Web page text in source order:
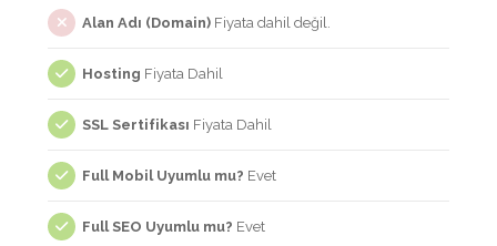
Alan Adı (Domain) Fiyata dahil değil.
Hosting Fiyata Dahil
SSL Sertifikası Fiyata Dahil
Full Mobil Uyumlu mu? Evet
Full SEO Uyumlu mu? Evet